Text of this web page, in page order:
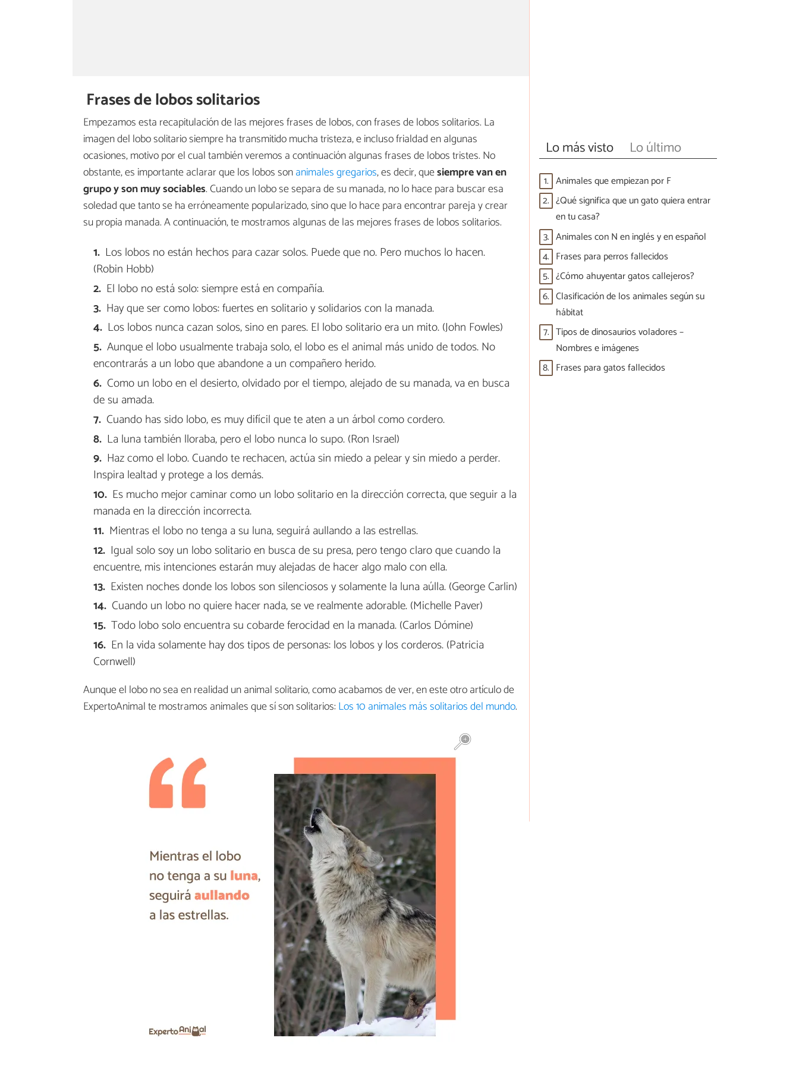
Frases de lobos solitarios
Empezamos esta recapitulación de las mejores frases de lobos, con frases de lobos solitarios. La
imagen del lobo solitario siempre ha transmitido mucha tristeza, e incluso frialdad en algunas
ocasiones, motivo por el cual también veremos a continuación algunas frases de lobos tristes. No
obstante, es importante aclarar que los lobos sonanimales gregarios, es decir, quesiempre van en
grupo y son muy sociables. Cuando un lobo se separa de su manada, no lo hace para buscar esa
soledad que tanto se ha erróneamente popularizado, sino que lo hace para encontrar pareja y crear
su propia manada. A continuación, te mostramos algunas de las mejores frases de lobos solitarios.
Los lobos no están hechos para cazar solos. Puede que no. Pero muchos lo hacen.
(Robin Hobb)
El lobo no está solo: siempre está en compañía.
Hay que ser como lobos: fuertes en solitario y solidarios con la manada.
Los lobos nunca cazan solos, sino en pares. El lobo solitario era un mito. (John Fowles)
Aunque el lobo usualmente trabaja solo, el lobo es el animal más unido de todos. No
encontrarás a un lobo que abandone a un compañero herido.
Como un lobo en el desierto, olvidado por el tiempo, alejado de su manada, va en busca
de su amada.
Cuando has sido lobo, es muy difícil que te aten a un árbol como cordero.
La luna también lloraba, pero el lobo nunca lo supo. (Ron Israel)
Haz como el lobo. Cuando te rechacen, actúa sin miedo a pelear y sin miedo a perder.
Inspira lealtad y protege a los demás.
Es mucho mejor caminar como un lobo solitario en la dirección correcta, que seguir a la
manada en la dirección incorrecta.
Mientras el lobo no tenga a su luna, seguirá aullando a las estrellas.
Igual solo soy un lobo solitario en busca de su presa, pero tengo claro que cuando la
encuentre, mis intenciones estarán muy alejadas de hacer algo malo con ella.
Existen noches donde los lobos son silenciosos y solamente la luna aúlla. (George Carlin)
Cuando un lobo no quiere hacer nada, se ve realmente adorable. (Michelle Paver)
Todo lobo solo encuentra su cobarde ferocidad en la manada. (Carlos Dómine)
En la vida solamente hay dos tipos de personas: los lobos y los corderos. (Patricia
Cornwell)
Aunque el lobo no sea en realidad un animal solitario, como acabamos de ver, en este otro artículo de
ExpertoAnimal te mostramos animales que sí son solitarios:Los 10 animales más solitarios del mundo.
Lo más visto Lo último
1. Animales que empiezan por F
2. ¿Qué significa que un gato quiera entrar
en tu casa?
3. Animales con N en inglés y en español
4. Frases para perros fallecidos
5. ¿Cómo ahuyentar gatos callejeros?
6. Clasificación de los animales según su
hábitat
7. Tipos de dinosaurios voladores –
Nombres e imágenes
8. Frases para gatos fallecidos